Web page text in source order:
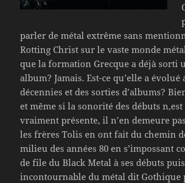
parler de métal extrême sans
Rotting Christ sur le vaste monde
que la formation Grecque a déjà sorti
album? Jamais. Est-ce qu’elle a évolué
décennies et des sorties d’albums?
et même si la sonorité des débuts
vraiment présente, il n’en demeure
les frères Tolis en ont fait du chemin
milieu des années 80 en s’impossant
de file du Black Metal à ses débuts
incontournable du métal dit Gothique